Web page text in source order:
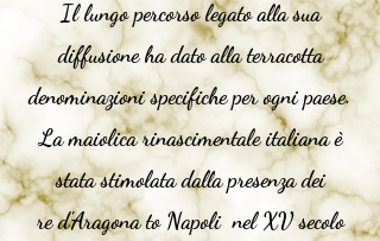
Il lungo percorso legato alla sua
diffusione ha dato alla terracotta
denominazioni specifiche per ogni paese.
La maiolica rinascimentale italiana è
stata stimolata dalla presenza dei
red'Aragonato Napolinel XV secolo